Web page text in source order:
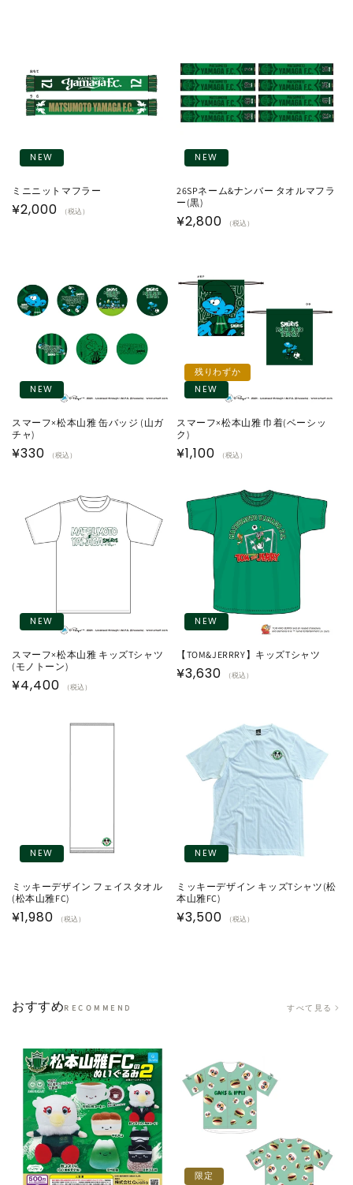
NEW
ミニニットマフラー
通
¥2,000 （税込）
NEW
26SPネーム&ナンバー タオルマフラ
ー(黒)
通
格
¥2,800 （税込）
NEW
スマーフ×松本山雅 缶バッジ (山ガ
チャ)
通
¥330 （税込）
残りわずか
NEW
スマーフ×松本山雅 巾着(ベーシッ
ク)
通
格
¥1,100 （税込）
NEW
スマーフ×松本山雅 キッズTシャツ
(モノトーン)
通
¥4,400 （税込）
NEW
【TOM&JERRRY】キッズTシャツ
通
¥3,630 （税込）
NEW
ミッキーデザイン フェイスタオル
(松本山雅FC)
通
¥1,980 （税込）
NEW
ミッキーデザイン キッズTシャツ(松
本山雅FC)
通
¥3,500 （税込）
おすすめRECOMMEND すべて見る
限定